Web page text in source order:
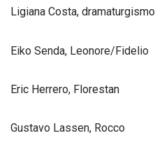
Ligiana Costa, dramaturgismo
Eiko Senda, Leonore/Fidelio
Eric Herrero, Florestan
Gustavo Lassen, Rocco